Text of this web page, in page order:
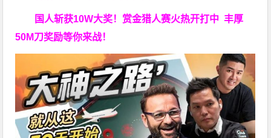
国人斩获10W大奖！ 赏金猎人赛火热开打中 丰厚
50M刀奖励等你来战！